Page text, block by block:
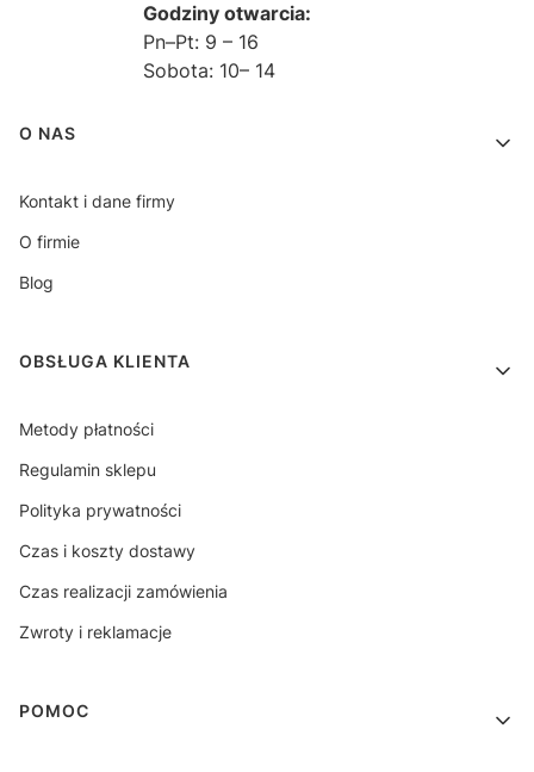
Godziny otwarcia:
Pn–Pt: 9 – 16
Sobota: 10– 14
Linki w stopce
O NAS
Kontakt i dane firmy
O firmie
Blog
OBSŁUGA KLIENTA
Metody płatności
Regulamin sklepu
Polityka prywatności
Czas i koszty dostawy
Czas realizacji zamówienia
Zwroty i reklamacje
POMOC